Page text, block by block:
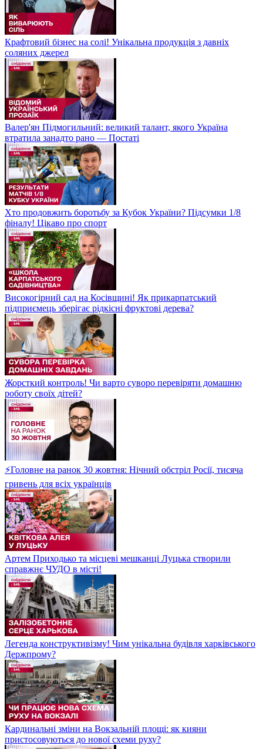
Крафтовий бізнес на солі! Унікальна продукція з давніх
соляних джерел
Валер'ян Підмогильний: великий талант, якого Україна
втратила занадто рано — Постаті
Хто продовжить боротьбу за Кубок України? Підсумки 1/8
фіналу! Цікаво про спорт
Високогірний сад на Косівщині! Як прикарпатський
підприємець зберігає рідкісні фруктові дерева?
Жорсткий контроль! Чи варто суворо перевіряти домашню
роботу своїх дітей?
⚡Головне на ранок 30 жовтня: Нічний обстріл Росії, тисяча
гривень для всіх українців
Артем Приходько та місцеві мешканці Луцька створили
справжнє ЧУДО в місті!
Легенда конструктивізму! Чим унікальна будівля харківського
Держпрому?
Кардинальні зміни на Вокзальній площі: як кияни
пристосовуються до нової схеми руху?